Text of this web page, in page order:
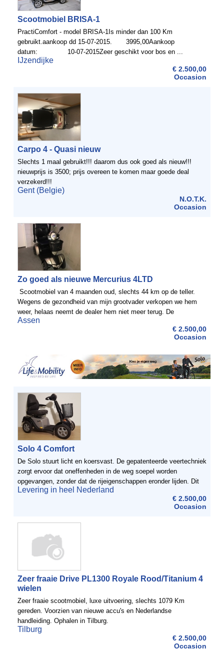
Scootmobiel BRISA-1
PractiComfort - model BRISA-1Is minder dan 100 Km
gebruikt.aankoop dd 15-07-2015. 3995,00Aankoop
datum: 10-07-2015Zeer geschikt voor bos en ...
IJzendijke
€ 2.500,00
Occasion
Carpo 4 - Quasi nieuw
Slechts 1 maal gebruikt!!! daarom dus ook goed als nieuw!!!
nieuwprijs is 3500; prijs overeen te komen maar goede deal
verzekerd!!!
Gent (Belgie)
N.O.T.K.
Occasion
Zo goed als nieuwe Mercurius 4LTD
Scootmobiel van 4 maanden oud, slechts 44 km op de teller.
Wegens de gezondheid van mijn grootvader verkopen we hem
weer, helaas neemt de dealer hem niet meer terug. De
scootmobiel is eigenlijk nieuw, goede accu en veel overige ...
Assen
€ 2.500,00
Occasion
Solo 4 Comfort
De Solo stuurt licht en koersvast. De gepatenteerde veertechniek
zorgt ervoor dat oneffenheden in de weg soepel worden
opgevangen, zonder dat de rijeigenschappen eronder lijden. Dit
maakt de Solo uitermate geschikt voor lange afstanden en ...
Levering in heel Nederland
€ 2.500,00
Occasion
Zeer fraaie Drive PL1300 Royale Rood/Titanium 4
wielen
Zeer fraaie scootmobiel, luxe uitvoering, slechts 1079 Km
gereden. Voorzien van nieuwe accu's en Nederlandse
handleiding. Ophalen in Tilburg.
Tilburg
€ 2.500,00
Occasion